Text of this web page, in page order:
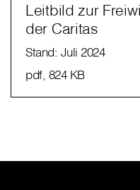
Leitbild zur
der Caritas
Stand: Juli 2024
pdf, 824 KB